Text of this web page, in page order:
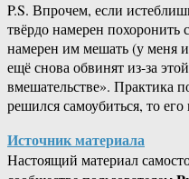
P.S. Впрочем, если
твёрдо намерен
намерен им мешать (у меня
ещё снова обвинят из-за
вмешательстве». Практика
решился самоубиться, то его
Источник материала
Настоящий материал